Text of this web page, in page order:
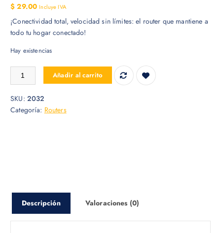
$ 29.00 Incluye IVA
¡Conectividad total, velocidad sin límites: el router que mantiene a
todo tu hogar conectado!
Hay existencias
ROUTER TENDA 5 ANTENAS AC8 AC1200 cantidad
Añadir al carrito
SKU: 2032
Categoría: Routers
Descripción Valoraciones (0)